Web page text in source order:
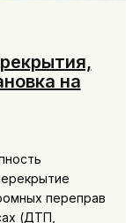
на
переправ
(ДТП,